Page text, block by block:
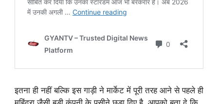
इतना ही नहीं बल्कि इस गाड़ी ने मार्केट में पूरी तरह आने से पहले ही